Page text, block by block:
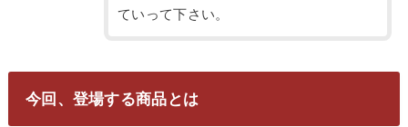
ていって下さい。
今回、登場する商品とは